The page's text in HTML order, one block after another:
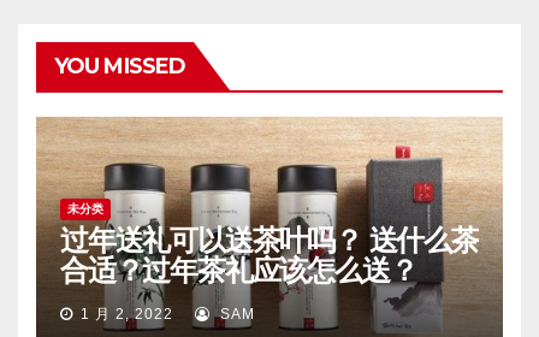
YOU MISSED
未分类
过年送礼可以送茶叶吗？ 送什么茶
合适？过年茶礼应该怎么送？
1 月 2, 2022 SAM